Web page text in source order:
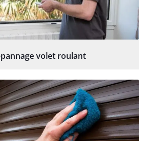
volet roulant